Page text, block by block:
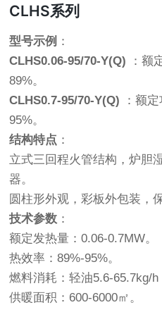
CLHS系列
型号示例 ：
CLHS0.06-95/70-Y(Q) ：额
89%。
CLHS0.7-95/70-Y(Q) ：额
95%。
结构特点 ：
立式三回程火管结构，炉胆
器。
圆柱形外观，彩板外包装，
技术参数 ：
额定发热量：0.06-0.7MW。
热效率：89%-95%。
燃料消耗：轻油5.6-65.7kg/h
供暖面积：600-6000㎡。